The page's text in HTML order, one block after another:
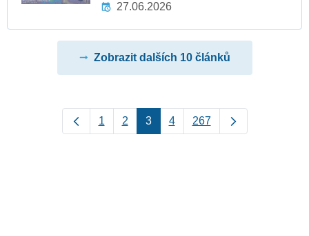
27.06.2026
Zobrazit dalších 10 článků
1 2 3 4 267